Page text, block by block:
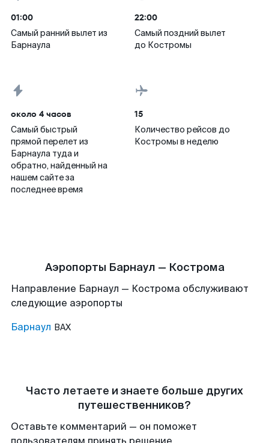
01:00
Самый ранний вылет из
Барнаула
22:00
Самый поздний вылет
до Костромы
около 4 часов
Самый быстрый
прямой перелет из
Барнаула туда и
обратно, найденный на
нашем сайте за
последнее время
15
Количество рейсов до
Костромы в неделю
Аэропорты Барнаул — Кострома
Направление Барнаул — Кострома обслуживают
следующие аэропорты
Барнаул BAX
Часто летаете и знаете больше других
путешественников?
Оставьте комментарий — он поможет